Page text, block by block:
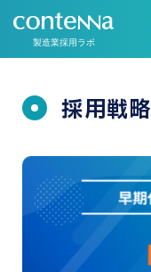
製造業採用ラボ
採用戦略